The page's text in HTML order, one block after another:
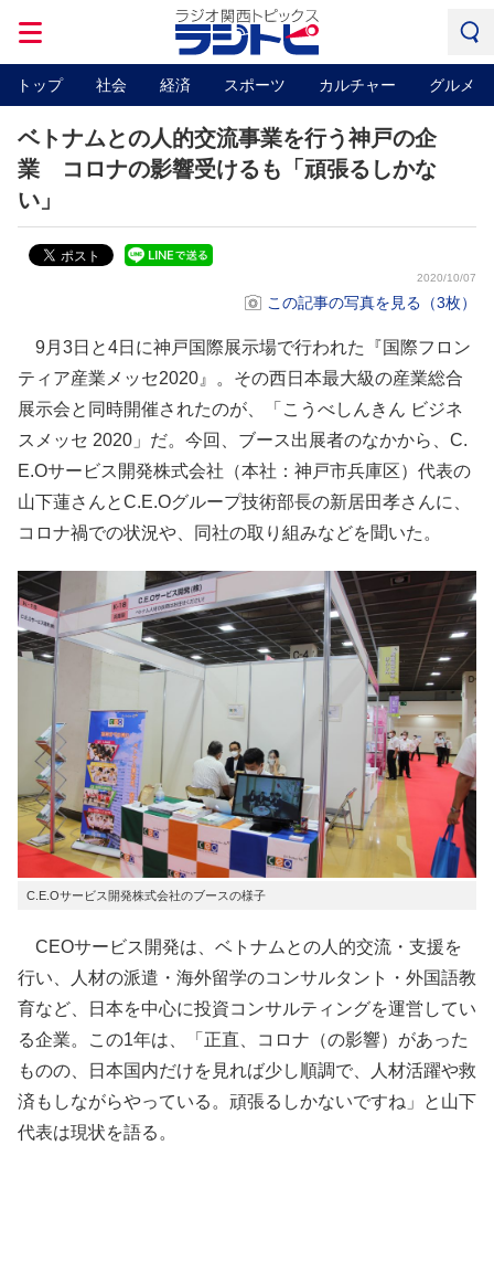
トップ 社会 経済 スポーツ カルチャー グルメ
ベトナムとの人的交流事業を行う神戸の企
業 コロナの影響受けるも「頑張るしかな
い」
2020/10/07
この記事の写真を見る（3枚）
9月3日と4日に神戸国際展示場で行われた『国際フロン
ティア産業メッセ2020』。その西日本最大級の産業総合
展示会と同時開催されたのが、「こうべしんきん ビジネ
スメッセ 2020」だ。今回、ブース出展者のなかから、C.
E.Oサービス開発株式会社（本社：神戸市兵庫区）代表の
山下蓮さんとC.E.Oグループ技術部長の新居田孝さんに、
コロナ禍での状況や、同社の取り組みなどを聞いた。
C.E.Oサービス開発株式会社のブースの様子
CEOサービス開発は、ベトナムとの人的交流・支援を
行い、人材の派遣・海外留学のコンサルタント・外国語教
育など、日本を中心に投資コンサルティングを運営してい
る企業。この1年は、「正直、コロナ（の影響）があった
ものの、日本国内だけを見れば少し順調で、人材活躍や救
済もしながらやっている。頑張るしかないですね」と山下
代表は現状を語る。